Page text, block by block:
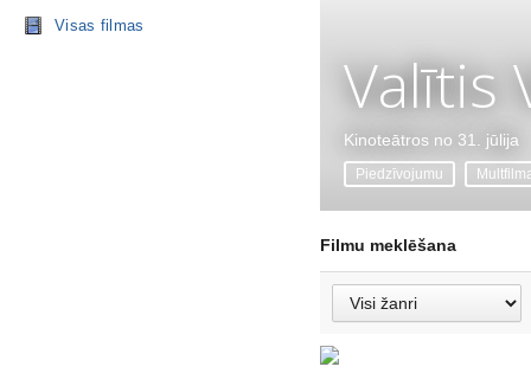
Visas filmas
Valītis
Kinoteātros no 31. jūlija
Piedzīvojumu
Filmu meklēšana